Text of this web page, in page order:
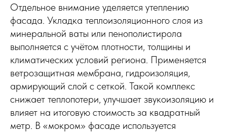
Отдельное внимание уделяется утеплению
фасада. Укладка теплоизоляционного слоя из
минеральной ваты или пенополистирола
выполняется с учётом плотности, толщины и
климатических условий региона. Применяется
ветрозащитная мембрана, гидроизоляция,
армирующий слой с сеткой. Такой комплекс
снижает теплопотери, улучшает звукоизоляцию и
влияет на итоговую стоимость за квадратный
метр. В «мокром» фасаде используется